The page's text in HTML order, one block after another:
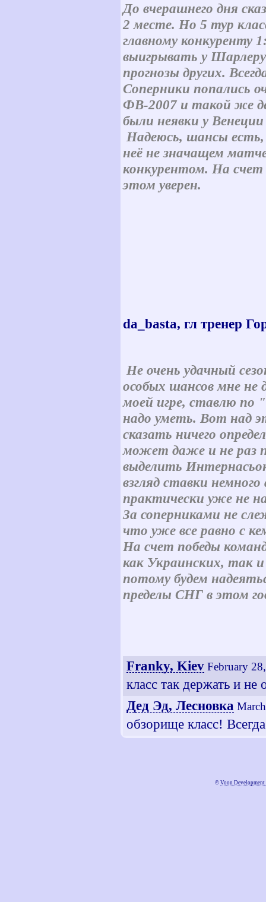
До вчерашнего дня
2 месте. Но 5 тур
главному конкуренту
выигрывать у
прогнозы других.
Соперники попались
ФВ-2007 и такой же
были неявки у
Надеюсь, шансы есть,
неё не значащем
конкурентом. На
этом уверен.
da_basta, гл тренер
Не очень удачный
особых шансов мне не
моей игре, ставлю по
надо уметь. Вот над
сказать ничего
может даже и не раз
выделить
взгляд ставки
практически уже не
За соперниками не
что уже все равно с
На счет победы
как Украинских, так
потому будем
пределы СНГ в этом
Franky, Kiev February
класс так держать и не
Дед Эд, Лесновка
обзорище класс!
© Voon Development